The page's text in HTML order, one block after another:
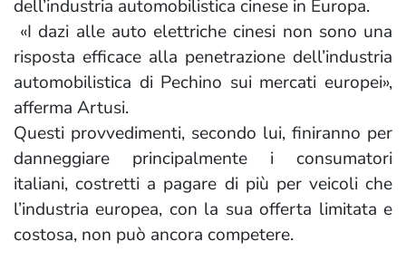
dell’industria automobilistica cinese in Europa.
«I dazi alle auto elettriche cinesi non sono una
risposta efficace alla penetrazione dell’industria
automobilistica di Pechino sui mercati europei»,
afferma Artusi.
Questi provvedimenti, secondo lui, finiranno per
danneggiare principalmente i consumatori
italiani, costretti a pagare di più per veicoli che
l’industria europea, con la sua offerta limitata e
costosa, non può ancora competere.